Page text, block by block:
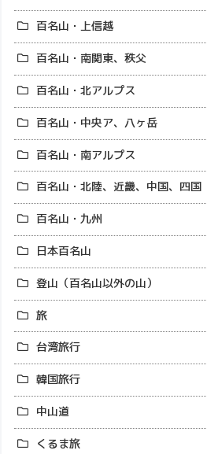
百名山・上信越
百名山・南関東、秩父
百名山・北アルプス
百名山・中央ア、八ヶ岳
百名山・南アルプス
百名山・北陸、近畿、中国、四国
百名山・九州
日本百名山
登山（百名山以外の山）
旅
台湾旅行
韓国旅行
中山道
くるま旅